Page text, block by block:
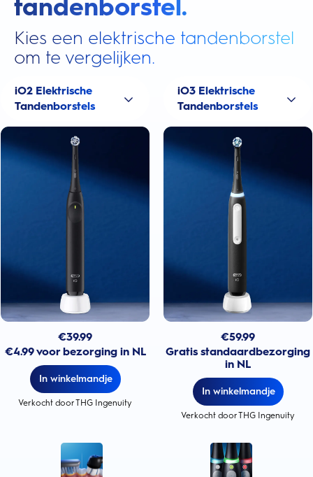
tandenborstel.
Kies een elektrische tandenborstel
om te vergelijken.
iO2 Elektrische
Tandenborstels
€39.99
€4.99 voor bezorging in NL
In winkelmandje
Verkocht door THG Ingenuity
iO3 Elektrische
Tandenborstels
€59.99
Gratis standaardbezorging
in NL
In winkelmandje
Verkocht door THG Ingenuity